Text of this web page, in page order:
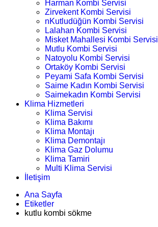
Harman Kombi Servisi
Zirvekent Kombi Servisi
nKutludüğün Kombi Servisi
Lalahan Kombi Servisi
Misket Mahallesi Kombi Servisi
Mutlu Kombi Servisi
Natoyolu Kombi Servisi
Ortaköy Kombi Servisi
Peyami Safa Kombi Servisi
Saime Kadın Kombi Servisi
Saimekadın Kombi Servisi
Klima Hizmetleri
Klima Servisi
Klima Bakımı
Klima Montajı
Klima Demontajı
Klima Gaz Dolumu
Klima Tamiri
Multi Klima Servisi
İletişim
Ana Sayfa
Etiketler
kutlu kombi sökme